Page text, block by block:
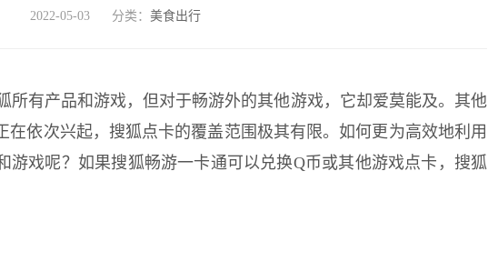
2022-05-03 分类： 美食出行
有产品和游戏，但对于畅游外的其他游戏，它却爱莫能及。其他
在依次兴起，搜狐点卡的覆盖范围极其有限。如何更为高效地利用
游戏呢？如果搜狐畅游一卡通可以兑换Q币或其他游戏点卡，搜狐